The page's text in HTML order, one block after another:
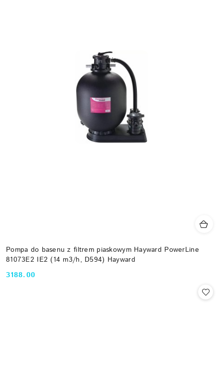
Pompa do basenu z filtrem piaskowym Hayward PowerLine
81073E2 IE2 (14 m3/h, D594) Hayward
Cena:
3188.00